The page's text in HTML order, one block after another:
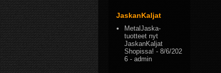
JaskanKaljat
MetalJaska-
tuotteet nyt
JaskanKaljat
Shopissa! - 8/6/202
6 - admin